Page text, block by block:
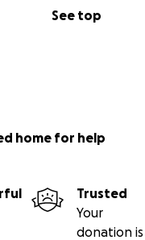
See top
?
home for help
Trusted
Your
donation is